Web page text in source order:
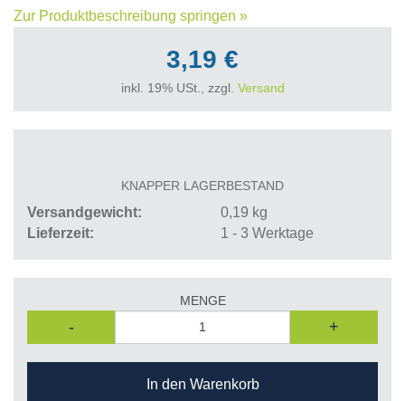
Zur Produktbeschreibung springen »
3,19 €
inkl. 19% USt., zzgl. Versand
KNAPPER LAGERBESTAND
Versandgewicht 0,19 kg
Lieferzeit
1 - 3 Werktage
MENGE
- +
In den Warenkorb